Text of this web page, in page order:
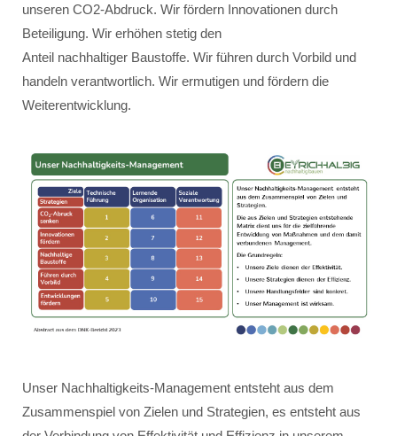
unseren CO2-Abdruck. Wir fördern Innovationen durch
Beteiligung. Wir erhöhen stetig den
Anteil nachhaltiger Baustoffe. Wir führen durch Vorbild und
handeln verantwortlich. Wir ermutigen und fördern die
Weiterentwicklung.
Unser Nachhaltigkeits-Management entsteht aus dem
Zusammenspiel von Zielen und Strategien, es entsteht aus